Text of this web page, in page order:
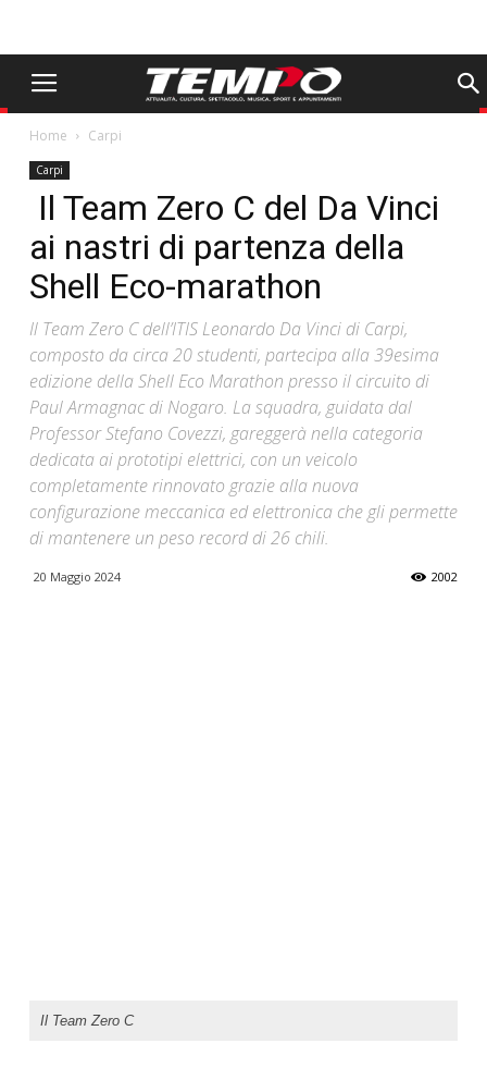
Home Carpi
Carpi
Il Team Zero C del Da Vinci
ai nastri di partenza della
Shell Eco-marathon
Il Team Zero C dell’ITIS Leonardo Da Vinci di Carpi,
composto da circa 20 studenti, partecipa alla 39esima
edizione della Shell Eco Marathon presso il circuito di
Paul Armagnac di Nogaro. La squadra, guidata dal
Professor Stefano Covezzi, gareggerà nella categoria
dedicata ai prototipi elettrici, con un veicolo
completamente rinnovato grazie alla nuova
configurazione meccanica ed elettronica che gli permette
di mantenere un peso record di 26 chili.
20 Maggio 2024 2002
Il Team Zero C